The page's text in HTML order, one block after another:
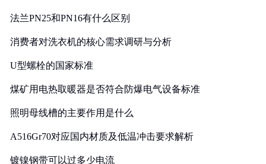
法兰PN25和PN16有什么区别
消费者对洗衣机的核心需求调研与分析
U型螺栓的国家标准
煤矿用电热取暖器是否符合防爆电气设备标准
照明母线槽的主要作用是什么
A516Gr70对应国内材质及低温冲击要求解析
镀镍钢带可以过多少电流